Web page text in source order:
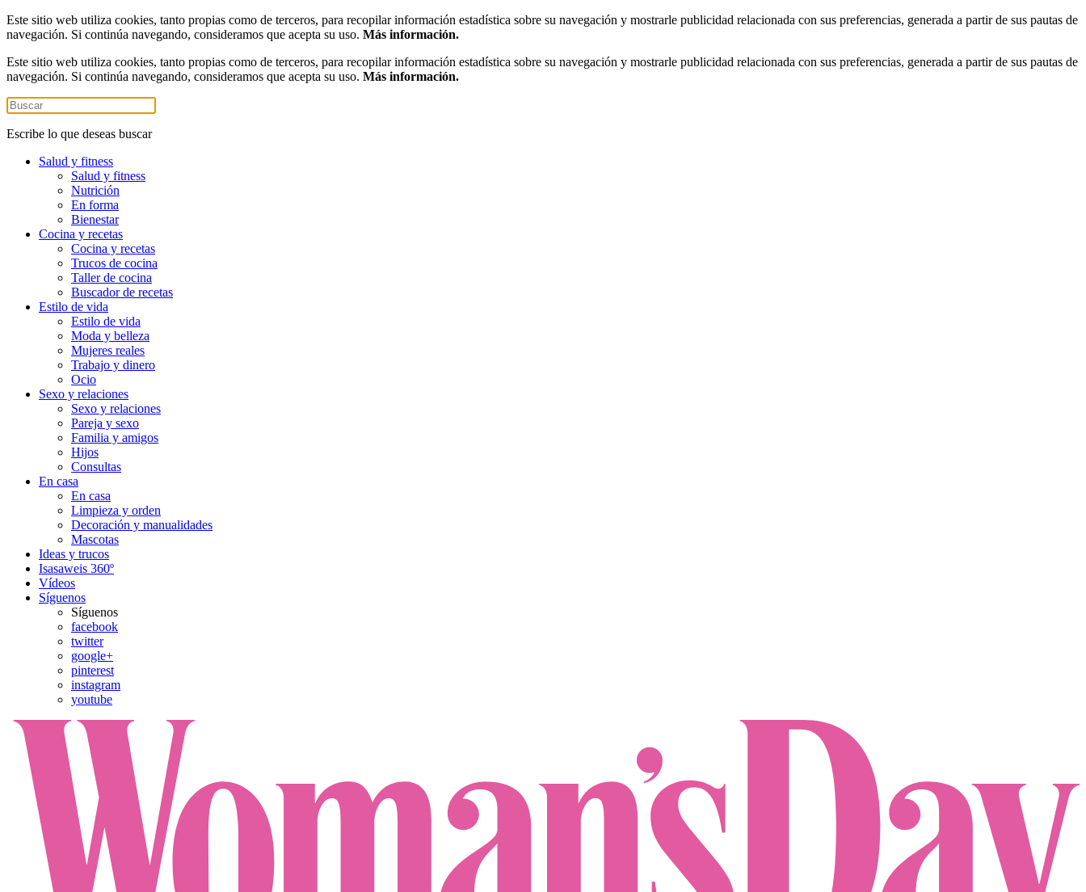
Este sitio web utiliza cookies, tanto propias como de terceros, para recopilar información estadística sobre su navegación y mostrarle publicidad relacionada con sus preferencias, generada a partir de sus pautas de
navegación. Si continúa navegando, consideramos que acepta su uso. Más información.
Este sitio web utiliza cookies, tanto propias como de terceros, para recopilar información estadística sobre su navegación y mostrarle publicidad relacionada con sus preferencias, generada a partir de sus pautas de
navegación. Si continúa navegando, consideramos que acepta su uso. Más información.
Escribe lo que deseas buscar
Salud y fitness
Salud y fitness
Nutrición
En forma
Bienestar
Cocina y recetas
Cocina y recetas
Trucos de cocina
Taller de cocina
Buscador de recetas
Estilo de vida
Estilo de vida
Moda y belleza
Mujeres reales
Trabajo y dinero
Ocio
Sexo y relaciones
Sexo y relaciones
Pareja y sexo
Familia y amigos
Hijos
Consultas
En casa
En casa
Limpieza y orden
Decoración y manualidades
Mascotas
Ideas y trucos
Isasaweis 360º
Vídeos
Síguenos
Síguenos
facebook
twitter
google+
pinterest
instagram
youtube